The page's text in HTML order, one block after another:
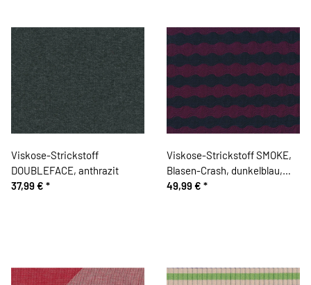
Viskose-Strickstoff
DOUBLEFACE, anthrazit
37,99 € *
Viskose-Strickstoff SMOKE,
Blasen-Crash, dunkelblau,
Toptex
49,99 € *